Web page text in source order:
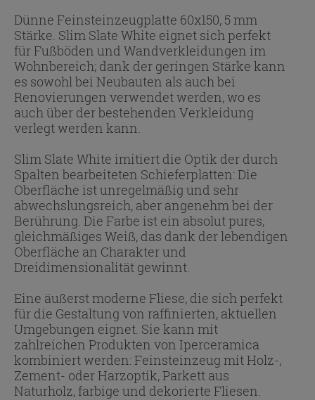
Dünne Feinsteinzeugplatte 60x150, 5 mm
Stärke. Slim Slate White eignet sich perfekt
für Fußböden und Wandverkleidungen im
Wohnbereich; dank der geringen Stärke kann
es sowohl bei Neubauten als auch bei
Renovierungen verwendet werden, wo es
auch über der bestehenden Verkleidung
verlegt werden kann.
Slim Slate White imitiert die Optik der durch
Spalten bearbeiteten Schieferplatten: Die
Oberfläche ist unregelmäßig und sehr
abwechslungsreich, aber angenehm bei der
Berührung. Die Farbe ist ein absolut pures,
gleichmäßiges Weiß, das dank der lebendigen
Oberfläche an Charakter und
Dreidimensionalität gewinnt.
Eine äußerst moderne Fliese, die sich perfekt
für die Gestaltung von raffinierten, aktuellen
Umgebungen eignet. Sie kann mit
zahlreichen Produkten von Iperceramica
kombiniert werden: Feinsteinzeug mit Holz-,
Zement- oder Harzoptik, Parkett aus
Naturholz, farbige und dekorierte Fliesen.